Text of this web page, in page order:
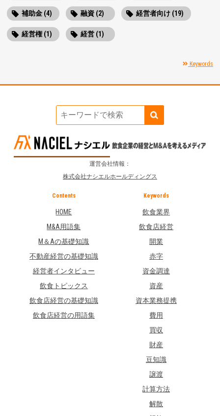
補助金 (4) 融資 (2) 経営者向け (19)
経営権 (1) 経営 (1)
Keywords
運営会社情報：
株式会社ナシエルホールディングス
Contents
HOME
M&A用語集
M＆Aの基礎知識
不動産経営の基礎知識
経営者インタビュー
飲食トピックス
飲食店経営の基礎知識
飲食店経営の用語集
Keywords
飲食業界
飲食店経営
開業
赤字
資金調達
資産
資本業務提携
費用
買収
財産
豆知識
譲渡
計算方法
解散